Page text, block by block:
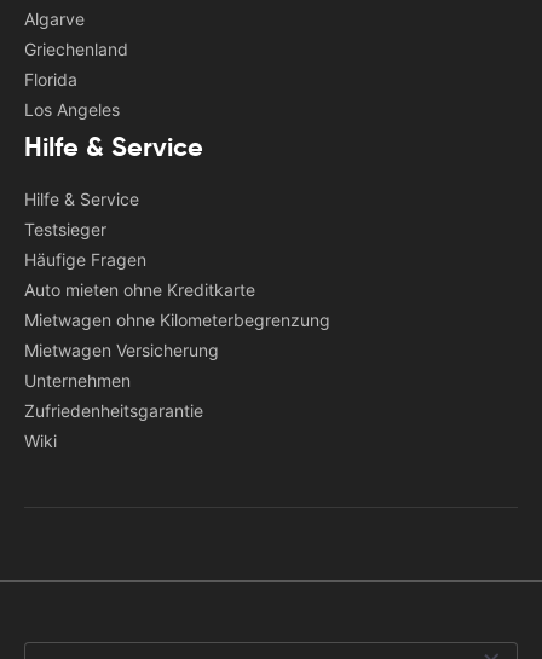
Algarve
Griechenland
Florida
Los Angeles
Hilfe & Service
Hilfe & Service
Testsieger
Häufige Fragen
Auto mieten ohne Kreditkarte
Mietwagen ohne Kilometerbegrenzung
Mietwagen Versicherung
Unternehmen
Zufriedenheitsgarantie
Wiki